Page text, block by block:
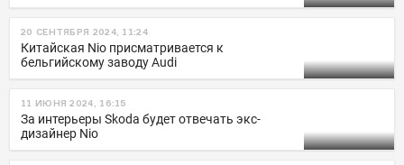
20 СЕНТЯБРЯ 2024, 11:24
Китайская Nio присматривается к
бельгийскому заводу Audi
11 ИЮНЯ 2024, 16:15
За интерьеры Skodа будет отвечать экс-
дизайнер Nio